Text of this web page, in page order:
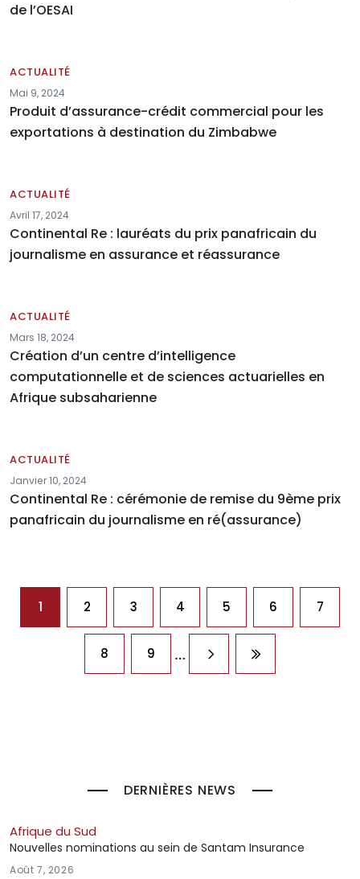
de l’OESAI
ACTUALITÉ
Mai 9, 2024
Produit d’assurance-crédit commercial pour les
exportations à destination du Zimbabwe
ACTUALITÉ
Avril 17, 2024
Continental Re : lauréats du prix panafricain du
journalisme en assurance et réassurance
ACTUALITÉ
Mars 18, 2024
Création d’un centre d’intelligence
computationnelle et de sciences actuarielles en
Afrique subsaharienne
ACTUALITÉ
Janvier 10, 2024
Continental Re : cérémonie de remise du 9ème prix
panafricain du journalisme en ré(assurance)
Pagination
1 2 3 4 5 6 7
8 9 … Page suivanteDernière page
DERNIÈRES NEWS
Afrique du Sud
Nouvelles nominations au sein de Santam Insurance
Août 7, 2026